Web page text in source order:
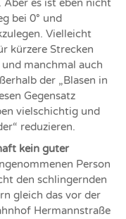
Aber es ist eben nicht
bei 0° und
Vielleicht
kürzere Strecken
manchmal auch
der „Blasen in
Gegensatz
vielschichtig und
reduzieren.
kein guter
Person
den schlingernden
gleich das vor der
Hermannstraße